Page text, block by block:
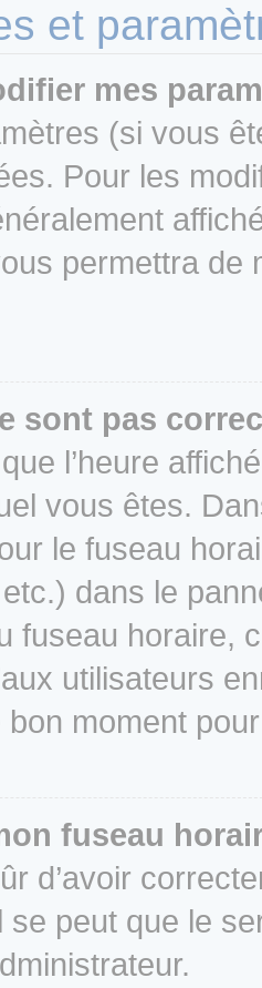
et
mes
(si vous
Pour les
permettra de
sont pas
l’heure
vous êtes.
le fuseau
dans le
fuseau horaire,
utilisateurs
bon moment
fuseau
d’avoir
se peut que le